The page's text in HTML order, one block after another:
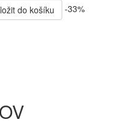
do košíku
-33%